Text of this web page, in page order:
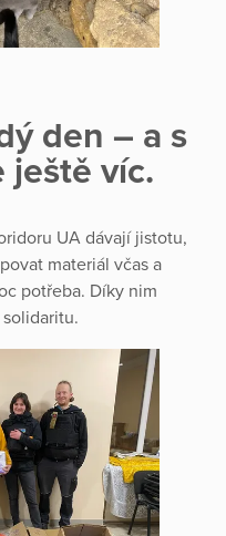
den – a s
ještě víc.
UA dávají jistotu,
materiál včas a
potřeba. Díky nim